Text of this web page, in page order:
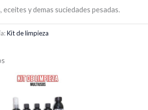
eceites y demas suciedades pesadas.
Kit de limpieza